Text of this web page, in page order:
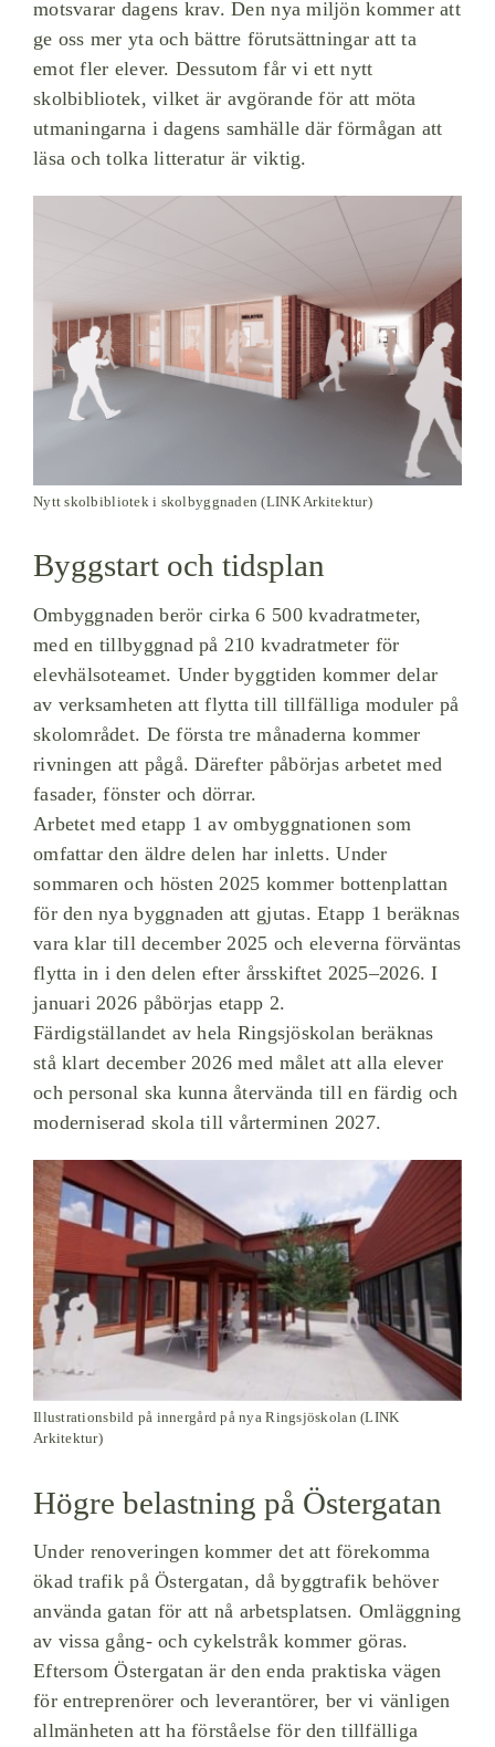
motsvarar dagens krav. Den nya miljön kommer att
ge oss mer yta och bättre förutsättningar att ta
emot fler elever. Dessutom får vi ett nytt
skolbibliotek, vilket är avgörande för att möta
utmaningarna i dagens samhälle där förmågan att
läsa och tolka litteratur är viktig.
Nytt skolbibliotek i skolbyggnaden (LINK Arkitektur)
Byggstart och tidsplan
Ombyggnaden berör cirka 6 500 kvadratmeter,
med en tillbyggnad på 210 kvadratmeter för
elevhälsoteamet. Under byggtiden kommer delar
av verksamheten att flytta till tillfälliga moduler på
skolområdet. De första tre månaderna kommer
rivningen att pågå. Därefter påbörjas arbetet med
fasader, fönster och dörrar.
Arbetet med etapp 1 av ombyggnationen som
omfattar den äldre delen har inletts. Under
sommaren och hösten 2025 kommer bottenplattan
för den nya byggnaden att gjutas. Etapp 1 beräknas
vara klar till december 2025 och eleverna förväntas
flytta in i den delen efter årsskiftet 2025–2026. I
januari 2026 påbörjas etapp 2.
Färdigställandet av hela Ringsjöskolan beräknas
stå klart december 2026 med målet att alla elever
och personal ska kunna återvända till en färdig och
moderniserad skola till vårterminen 2027.
Illustrationsbild på innergård på nya Ringsjöskolan (LINK
Arkitektur)
Högre belastning på Östergatan
Under renoveringen kommer det att förekomma
ökad trafik på Östergatan, då byggtrafik behöver
använda gatan för att nå arbetsplatsen. Omläggning
av vissa gång- och cykelstråk kommer göras.
Eftersom Östergatan är den enda praktiska vägen
för entreprenörer och leverantörer, ber vi vänligen
allmänheten att ha förståelse för den tillfälliga